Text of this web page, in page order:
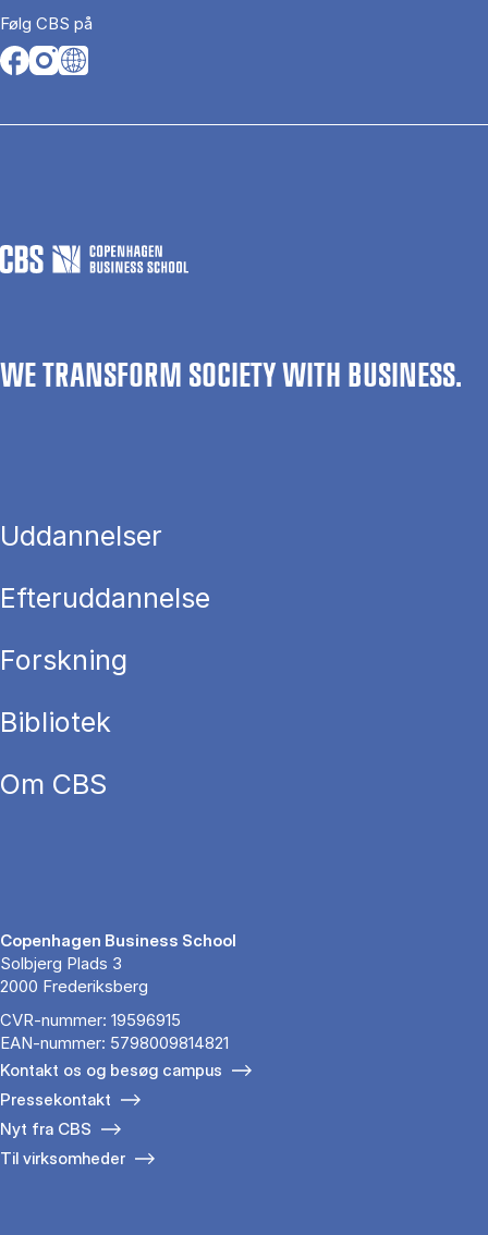
Følg CBS på
Opens in a new tab
Opens in a new tab
Opens in a new tab
WE TRANSFORM SOCIETY WITH BUSINESS.
Uddannelser
Efteruddannelse
Forskning
Bibliotek
Om CBS
Copenhagen Business School
Solbjerg Plads 3
2000 Frederiksberg
CVR-nummer: 19596915
EAN-nummer: 5798009814821
Kontakt os og besøg campus
Pressekontakt
Nyt fra CBS
Til virksomheder